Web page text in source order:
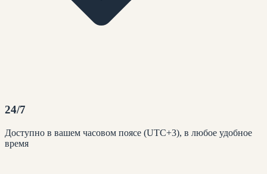
24/7
Доступно в вашем часовом поясе (UTC+3), в любое удобное
время